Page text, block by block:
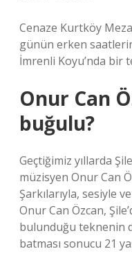
Cenaze Kurtköy
günün erken
İmrenli Koyu’nda bir
Onur Can
buğulu?
Geçtiğimiz yıllarda
müzisyen Onur Can
Şarkılarıyla, sesiyle
Onur Can Özcan,
bulunduğu teknenin
batması sonucu 21